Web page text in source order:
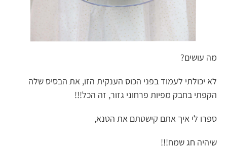
מה עושים?
לא יכולתי לעמוד בפני הכוס הענקית הזו, את הבסיס שלה
הקפתי בחבק מפיות פרחוני גזור, זה הכל!!!
ספרו לי איך אתם קישטתם את הטנא,
שיהיה חג שמח!!!